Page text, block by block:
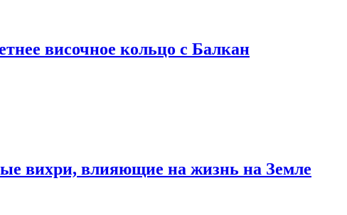
височное кольцо с Балкан
вихри, влияющие на жизнь на Земле